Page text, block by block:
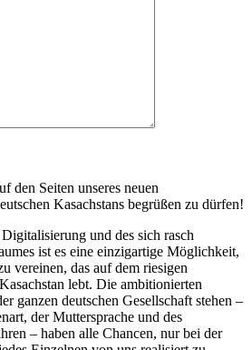
den Seiten unseres neuen
Kasachstans begrüßen zu dürfen!
und des sich rasch
ist es eine einzigartige Möglichkeit,
vereinen, das auf dem riesigen
lebt. Die ambitionierten
ganzen deutschen Gesellschaft stehen –
der Muttersprache und des
– haben alle Chancen, nur bei der